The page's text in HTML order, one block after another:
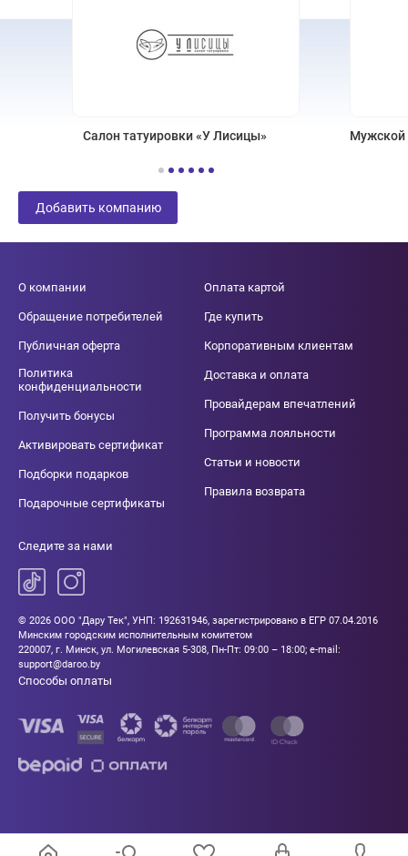
Салон татуировки «У Лисицы» Мужской
Добавить компанию
О компании
Обращение потребителей
Публичная оферта
Политика
конфиденциальности
Получить бонусы
Активировать сертификат
Подборки подарков
Подарочные сертификаты
Оплата картой
Где купить
Корпоративным клиентам
Доставка и оплата
Провайдерам впечатлений
Программа лояльности
Статьи и новости
Правила возврата
Следите за нами
© 2026 ООО "Дару Тек", УНП: 192631946, зарегистрировано в ЕГР 07.04.2016
Минским городским исполнительным комитетом
220007, г. Минск, ул. Могилевская 5-308, Пн-Пт: 09:00 – 18:00; e-mail:
support@daroo.by
Способы оплаты